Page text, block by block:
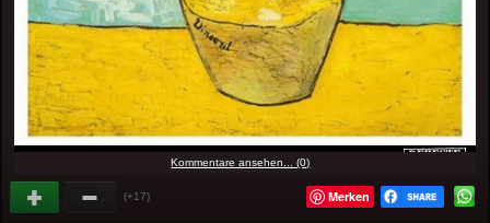
Kommentare ansehen... (0)
(+17) Merken